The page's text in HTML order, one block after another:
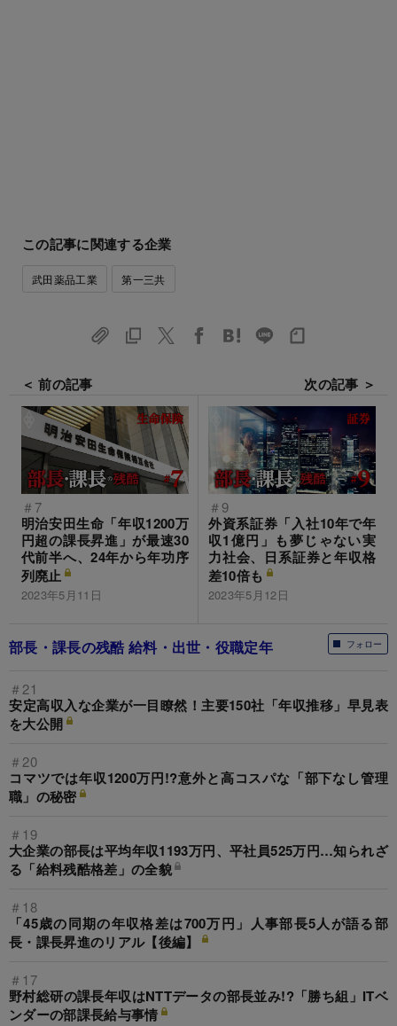
この記事に関連する企業
武田薬品工業 第一三共
＜ 前の記事
＃7
明治安田生命「年収1200万
円超の課長昇進」が最速30
代前半へ、24年から年功序
列廃止
2023年5月11日
次の記事 ＞
＃9
外資系証券「入社10年で年
収1億円」も夢じゃない実
力社会、日系証券と年収格
差10倍も
2023年5月12日
フォロー
部長・課長の残酷 給料・出世・役職定年
＃21
安定高収入な企業が一目瞭然！主要150社「年収推移」早見表
を大公開
＃20
コマツでは年収1200万円!?意外と高コスパな「部下なし管理
職」の秘密
＃19
大企業の部長は平均年収1193万円、平社員525万円…知られざ
る「給料残酷格差」の全貌
＃18
「45歳の同期の年収格差は700万円」人事部長5人が語る部
長・課長昇進のリアル【後編】
＃17
野村総研の課長年収はNTTデータの部長並み!?「勝ち組」ITベ
ンダーの部課長給与事情